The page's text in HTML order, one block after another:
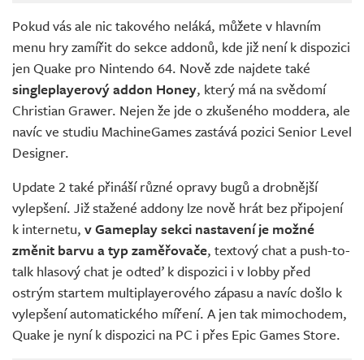
Pokud vás ale nic takového neláká, můžete v hlavním
menu hry zamířit do sekce addonů, kde již není k dispozici
jen Quake pro Nintendo 64. Nově zde najdete také
singleplayerový addon Honey, který má na svědomí
Christian Grawer. Nejen že jde o zkušeného moddera, ale
navíc ve studiu MachineGames zastává pozici Senior Level
Designer.
Update 2 také přináší různé opravy bugů a drobnější
vylepšení. Již stažené addony lze nově hrát bez připojení
k internetu, v Gameplay sekci nastavení je možné
změnit barvu a typ zaměřovače, textový chat a push-to-
talk hlasový chat je odteď k dispozici i v lobby před
ostrým startem multiplayerového zápasu a navíc došlo k
vylepšení automatického míření. A jen tak mimochodem,
Quake je nyní k dispozici na PC i přes Epic Games Store.